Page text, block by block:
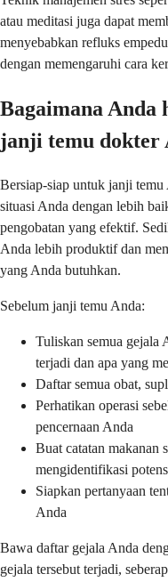
atau meditasi juga dapat
menyebabkan refluks
dengan memengaruhi cara
Bagaimana Anda
janji temu dokter
Bersiap-siap untuk janji
situasi Anda dengan lebih
pengobatan yang efektif.
Anda lebih produktif dan
yang Anda butuhkan.
Sebelum janji temu Anda:
Tuliskan semua gejala
terjadi dan apa yang
Daftar semua obat,
Perhatikan operasi
pencernaan Anda
Buat catatan makanan
mengidentifikasi
Siapkan pertanyaan
Anda
Bawa daftar gejala Anda
gejala tersebut terjadi,